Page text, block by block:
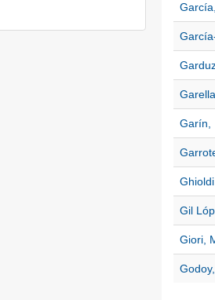
Garín,
Gil
Giori,